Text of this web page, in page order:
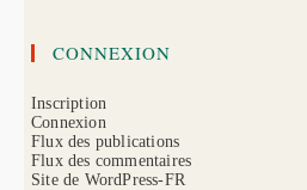
CONNEXION
Inscription
Connexion
Flux des publications
Flux des commentaires
Site de WordPress-FR